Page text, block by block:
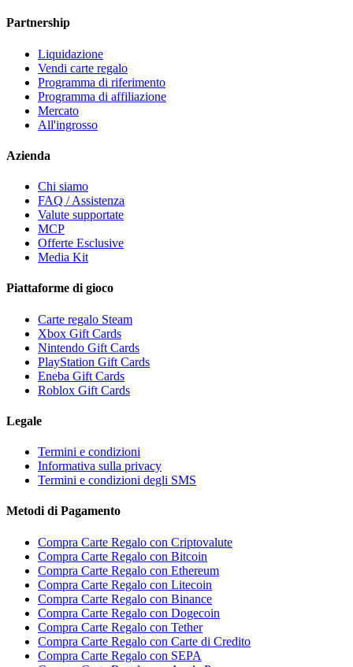
Partnership
Liquidazione
Vendi carte regalo
Programma di riferimento
Programma di affiliazione
Mercato
All'ingrosso
Azienda
Chi siamo
FAQ / Assistenza
Valute supportate
MCP
Offerte Esclusive
Media Kit
Piattaforme di gioco
Carte regalo Steam
Xbox Gift Cards
Nintendo Gift Cards
PlayStation Gift Cards
Eneba Gift Cards
Roblox Gift Cards
Legale
Termini e condizioni
Informativa sulla privacy
Termini e condizioni degli SMS
Metodi di Pagamento
Compra Carte Regalo con Criptovalute
Compra Carte Regalo con Bitcoin
Compra Carte Regalo con Ethereum
Compra Carte Regalo con Litecoin
Compra Carte Regalo con Binance
Compra Carte Regalo con Dogecoin
Compra Carte Regalo con Tether
Compra Carte Regalo con Carte di Credito
Compra Carte Regalo con SEPA